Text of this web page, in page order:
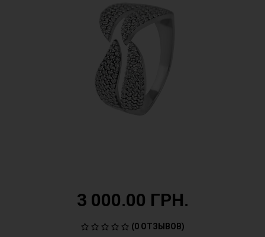
3 000.00 ГРН.
(0 ОТЗЫВОВ)